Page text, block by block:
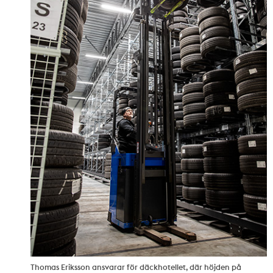
Thomas Eriksson ansvarar för däckhotellet, där höjden på